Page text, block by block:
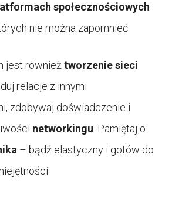
społecznościowych
nie można zapomnieć.
jest równieżtworzenie sieci
relacje z innymi
zdobywaj doświadczenie i
networkingu. Pamiętaj o
– bądź elastyczny i gotów do